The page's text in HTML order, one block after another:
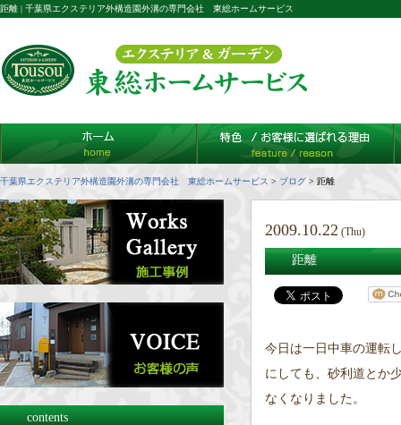
距離 | 千葉県エクステリア外構造園外溝の専門会社 東総ホームサービス
千葉県エクステリア外構造園外溝の専門会社 東総ホームサービス > ブログ > 距離
2009.10.22 (Thu)
距離
今日は一日中車の運転
にしても、砂利道とか
なくなりました。
contents